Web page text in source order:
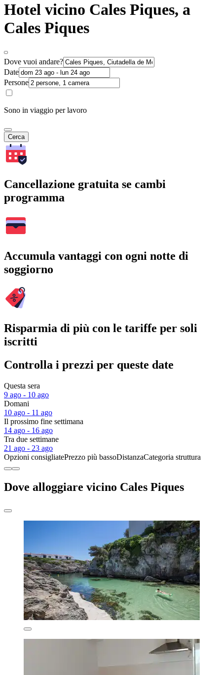
Hotel vicino Cales Piques, a
Cales Piques
Dove vuoi andare?
Date
Persone
Sono in viaggio per lavoro
Cerca
Cancellazione gratuita se cambi
programma
Accumula vantaggi con ogni notte di
soggiorno
Risparmia di più con le tariffe per soli
iscritti
Controlla i prezzi per queste date
Questa sera
9 ago - 10 ago
Domani
10 ago - 11 ago
Il prossimo fine settimana
14 ago - 16 ago
Tra due settimane
21 ago - 23 ago
Opzioni consigliatePrezzo più bassoDistanzaCategoria struttura
Dove alloggiare vicino Cales Piques